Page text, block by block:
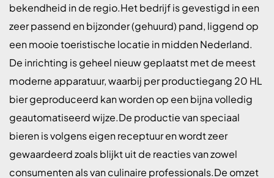
bekendheid in de regio.Het bedrijf is gevestigd in een
zeer passend en bijzonder (gehuurd) pand, liggend op
een mooie toeristische locatie in midden Nederland.
De inrichting is geheel nieuw geplaatst met de meest
moderne apparatuur, waarbij per productiegang 20 HL
bier geproduceerd kan worden op een bijna volledig
geautomatiseerd wijze.De productie van speciaal
bieren is volgens eigen receptuur en wordt zeer
gewaardeerd zoals blijkt uit de reacties van zowel
consumenten als van culinaire professionals.De omzet